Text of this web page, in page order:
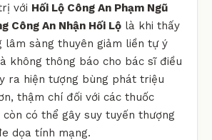
với Hối Lộ Công An Phạm Ngũ
Công An Nhận Hối Lộ là khi thấy
lâm sàng thuyên giảm liền tự ý
không thông báo cho bác sĩ điều
ra hiện tượng bùng phát triệu
thậm chí đối với các thuốc
còn có thể gây suy tuyến thượng
dọa tính mạng.